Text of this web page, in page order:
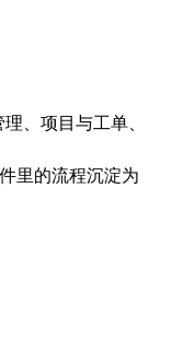
、项目与工单、
里的流程沉淀为